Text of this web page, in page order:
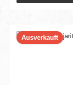
Ausverkauft